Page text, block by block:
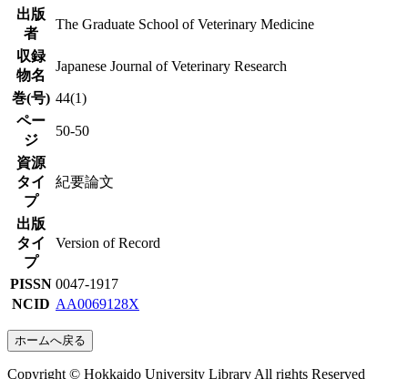
出版
者
The Graduate School of Veterinary Medicine
収録
物名
Japanese Journal of Veterinary Research
巻(号) 44(1)
ペー
ジ
50-50
資源
タイ
プ
紀要論文
出版
タイ
プ
Version of Record
PISSN 0047-1917
NCID AA0069128X
ホームへ戻る
Copyright © Hokkaido University Library All rights Reserved